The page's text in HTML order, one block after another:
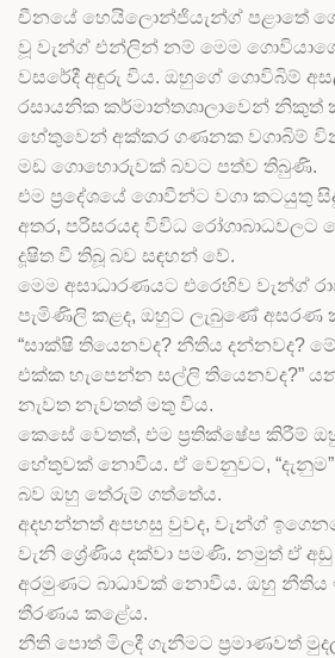
චීනයේ හෙයිලොන්ජියැන්ග් පළාතේ
වූ වැන්ග් එන්ලින් නම් මෙම
වසරේදී අඳුරු විය. ඔහුගේ ගොවිබිම්
රසායනික කර්මාන්තශාලාවෙන් නිකුත්
හේතුවෙන් අක්කර ගණනක වගාබිම්
මඩ ගොහොරුවක් බවට පත්ව තිබුණි.
එම ප්‍රදේශයේ ගොවීන්ට වගා කටයුතු
අතර, පරිසරයද විවිධ
දූෂිත වී තිබූ බව සඳහන් වේ.
මෙම අසාධාරණයට එරෙහිව වැන්ග්
පැමිණිලි කළද, ඔහුට ලැබුණේ අසරණ
“සාක්ෂි තියෙනවද? නීතිය දන්නවද?
එක්ක හැපෙන්න සල්ලි තියෙනවද?”
නැවත නැවතත් මතු විය.
කෙසේ වෙතත්, එම ප්‍රතික්ෂේප කිරීම්
හේතුවක් නොවීය. ඒ වෙනුවට,
බව ඔහු තේරුම් ගත්තේය.
අදහන්නත් අපහසු වුවද, වැන්ග්
වැනි ශ්‍රේණිය දක්වා පමණි. නමුත් ඒ
අරමුණට බාධාවක් නොවීය. ඔහු නීතිය
තීරණය කළේය.
නීති පොත් මිලදී ගැනීමට ප්‍රමාණවත්